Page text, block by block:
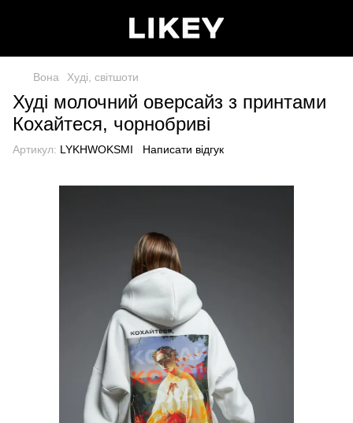
Вона Худі, світшоти
Худі молочний оверсайз з принтами
Кохайтеся, чорнобриві
Артикул: LYKHWOKSMI Написати відгук